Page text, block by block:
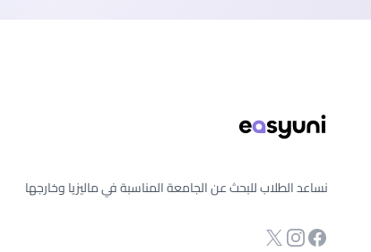
نساعد الطلاب للبحث عن الجامعة المناسبة في ماليزيا وخارجها
صفحة الفيسبوك
انستجرام
Twitter